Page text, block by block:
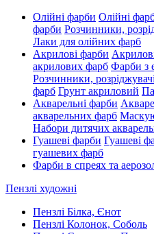
Олійні фарби Олійні
фарби Розчинники,
Лаки для олійних фарб
Акрилові фарби
акрилових фарб Фарби з
Розчинники,
фарб Грунт акриловий
Акварельні фарби
акварельних фарб
Набори дитячих
Гуашеві фарби Гуашеві
гуашевих фарб
Фарби в спреях та
Пензлі художні
Пензлі Білка, Єнот
Пензлі Колонок, Соболь